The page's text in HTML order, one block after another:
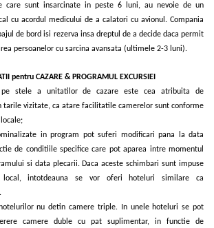
care sunt insarcinate in peste 6 luni, au nevoie de un
cu acordul medicului de a calatori cu avionul. Compania
de bord isi rezerva insa dreptul de a decide daca permit
persoanelor cu sarcina avansata (ultimele 2-3 luni).
CAZARE & PROGRAMUL EXCURSIEI
pe stele a unitatilor de cazare este cea atribuita de
tarile vizitate, ca atare facilitatile camerelor sunt conforme
in program pot suferi modificari pana la data
de conditiile specifice care pot aparea intre momentul
si data plecarii. Daca aceste schimbari sunt impuse
local, intotdeauna se vor oferi hoteluri similare ca
nu detin camere triple. In unele hoteluri se pot
camere duble cu pat suplimentar, in functie de